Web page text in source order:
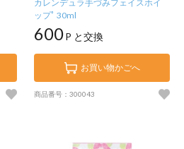
カレンデュラ手づみフェイスホイ
ップﾟ 30ml
600P と交換
お買い物かごへ
商品番号：300043